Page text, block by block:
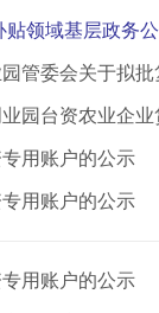
贴领域基层政务
管委会关于拟
园台资农业企
用账户的公示
用账户的公示
用账户的公示